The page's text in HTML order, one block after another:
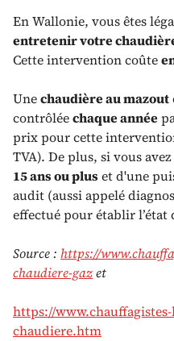
En Wallonie, vous êtes
entretenir votre
Cette intervention coûte
Unechaudière au mazout
contrôléechaque année
prix pour cette
TVA). De plus, si vous
15 ans ou pluset d'une
audit (aussi appelé
effectué pour établir l’état
Source : https://
chaudiere-gazet
https://
chaudiere.htm